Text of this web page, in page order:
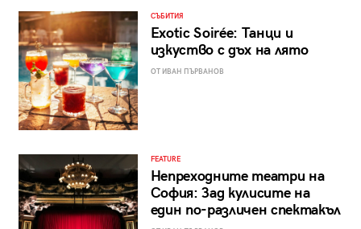
СЪБИТИЯ
Exotic Soirée: Танци и
изкуство с дъх на лято
ОТ ИВАН ПЪРВАНОВ
FEATURE
Непреходните театри на
София: Зад кулисите на
един по-различен спектакъл